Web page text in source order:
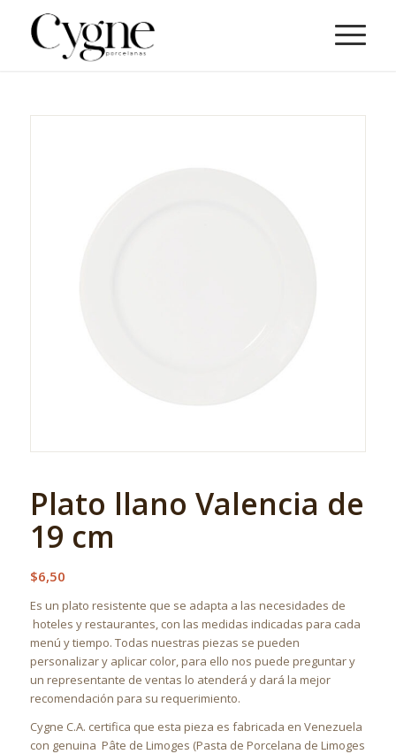
Plato llano Valencia de
19 cm
$6,50
Es un plato resistente que se adapta a las necesidades de
hoteles y restaurantes, con las medidas indicadas para cada
menú y tiempo. Todas nuestras piezas se pueden
personalizar y aplicar color, para ello nos puede preguntar y
un representante de ventas lo atenderá y dará la mejor
recomendación para su requerimiento.
Cygne C.A. certifica que esta pieza es fabricada en Venezuela
con genuina Pâte de Limoges (Pasta de Porcelana de Limoges